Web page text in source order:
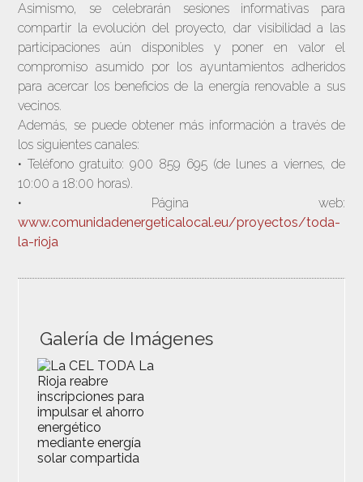
Asimismo, se celebrarán sesiones informativas para
compartir la evolución del proyecto, dar visibilidad a las
participaciones aún disponibles y poner en valor el
compromiso asumido por los ayuntamientos adheridos
para acercar los beneficios de la energía renovable a sus
vecinos.
Además, se puede obtener más información a través de
los siguientes canales:
• Teléfono gratuito: 900 859 695 (de lunes a viernes, de
10:00 a 18:00 horas).
• Página web:
www.comunidadenergeticalocal.eu/proyectos/toda-
la-rioja
Galería de Imágenes